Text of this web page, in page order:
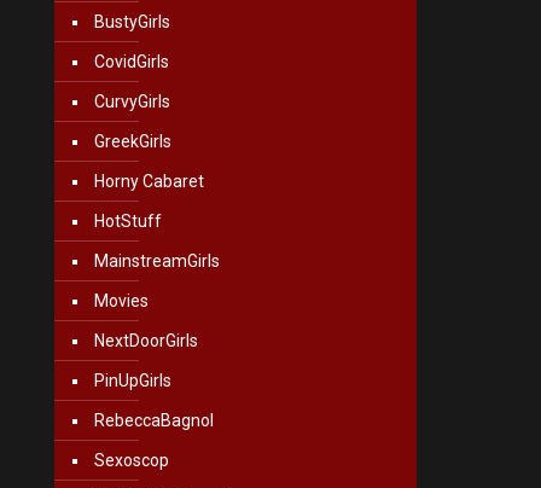
BustyGirls
CovidGirls
CurvyGirls
GreekGirls
Horny Cabaret
HotStuff
MainstreamGirls
Movies
NextDoorGirls
PinUpGirls
RebeccaBagnol
Sexoscop